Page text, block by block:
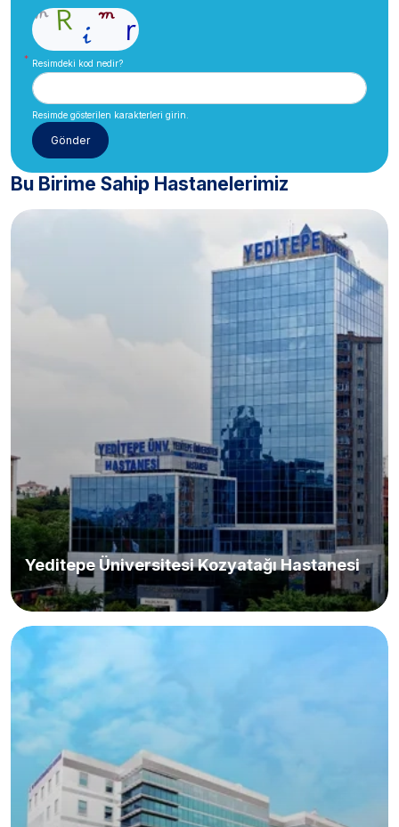
Resimdeki kod nedir?
Resimde gösterilen karakterleri girin.
Bu Birime Sahip Hastanelerimiz
Yeditepe Üniversitesi Kozyatağı Hastanesi